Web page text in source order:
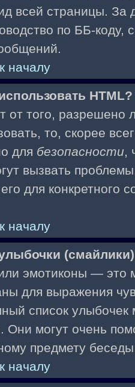
всей страницы.
по ББ-коду,
началу
HTML?
от того,
то, скорее
для безопасности,
вызвать
для конкретного
началу
эмотиконы — это
для выражения
список
Они могут очень
предмету
началу